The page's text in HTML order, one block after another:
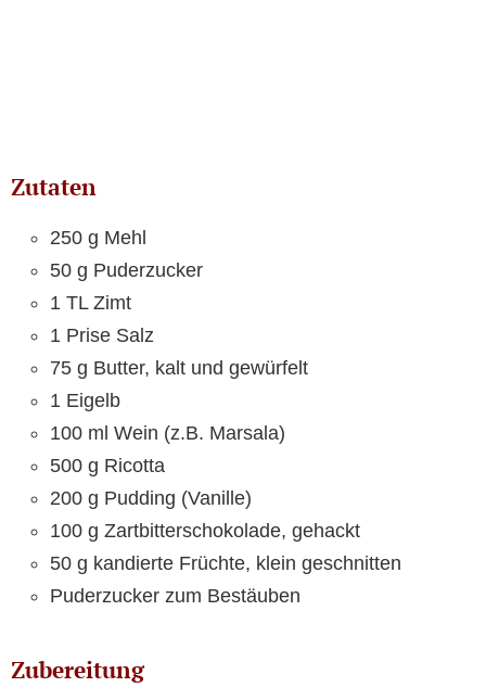
Zutaten
250 g Mehl
50 g Puderzucker
1 TL Zimt
1 Prise Salz
75 g Butter, kalt und gewürfelt
1 Eigelb
100 ml Wein (z.B. Marsala)
500 g Ricotta
200 g Pudding (Vanille)
100 g Zartbitterschokolade, gehackt
50 g kandierte Früchte, klein geschnitten
Puderzucker zum Bestäuben
Zubereitung